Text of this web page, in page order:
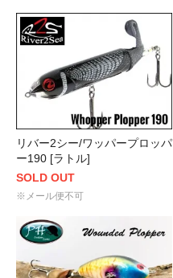
リバー2シー/ワッパープロッパ
ー190 [ラトル]
SOLD OUT
※メール便不可